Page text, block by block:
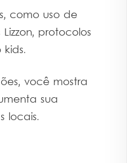
como uso de
protocolos
você mostra
sua
locais.